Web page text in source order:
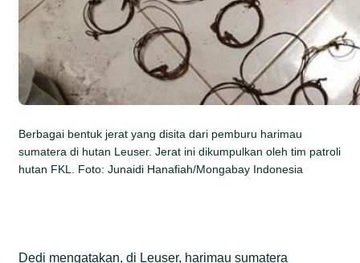
Berbagai bentuk jerat yang disita dari pemburu harimau
sumatera di hutan Leuser. Jerat ini dikumpulkan oleh tim patroli
hutan FKL. Foto: Junaidi Hanafiah/Mongabay Indonesia
Dedi mengatakan, di Leuser, harimau sumatera